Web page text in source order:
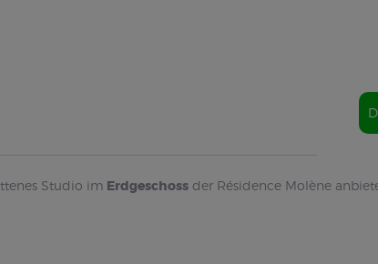
Studio im Erdgeschoss der Résidence Molène